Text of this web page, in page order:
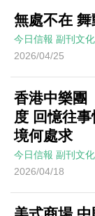
無處不在
今日信報 副刊文化
2026/04/25
香港中樂團
度 回憶往
境何處求
今日信報 副刊文化
2026/04/18